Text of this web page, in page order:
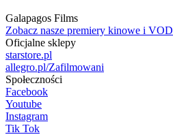
Galapagos Films
Zobacz nasze premiery kinowe i VOD
Oficjalne sklepy
starstore.pl
allegro.pl/Zafilmowani
Społeczności
Facebook
Youtube
Instagram
Tik Tok